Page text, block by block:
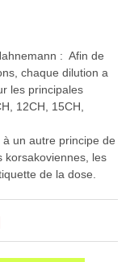
: Afin de
chaque dilution a
les principales
12CH, 15CH,
un autre principe de
korsakoviennes, les
de la dose.